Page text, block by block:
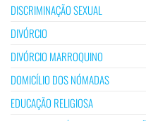
DISCRIMINAÇÃO SEXUAL
DIVÓRCIO
DIVÓRCIO MARROQUINO
DOMICÍLIO DOS NÓMADAS
EDUCAÇÃO RELIGIOSA